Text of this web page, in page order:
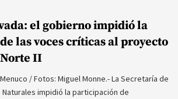
el gobierno impidió la
las voces críticas al proyecto
II
/ Fotos: Miguel Monne.- La Secretaría de
impidió la participación de